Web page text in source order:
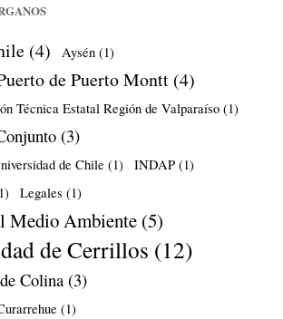
(4) Aysén (1)
de Puerto Montt (4)
Técnica Estatal Región de Valparaíso (1)
(3)
de Chile (1) INDAP (1)
Legales (1)
Medio Ambiente (5)
de Cerrillos (12)
Colina (3)
(1)